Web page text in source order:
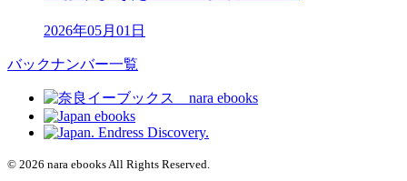
2026年05月01日
バックナンバー一覧
© 2026 nara ebooks All Rights Reserved.